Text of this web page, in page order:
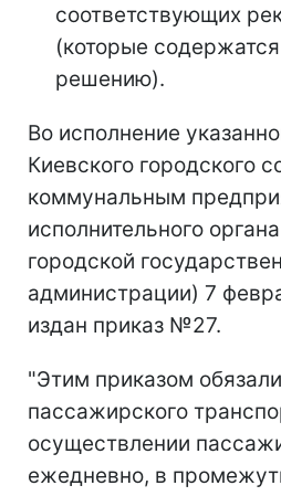
соответствующих
(которые
решению).
Во исполнение
Киевского городского
коммунальным
исполнительного
городской
администрации) 7
издан приказ №27.
"Этим приказом
пассажирского
осуществлении
ежедневно, в